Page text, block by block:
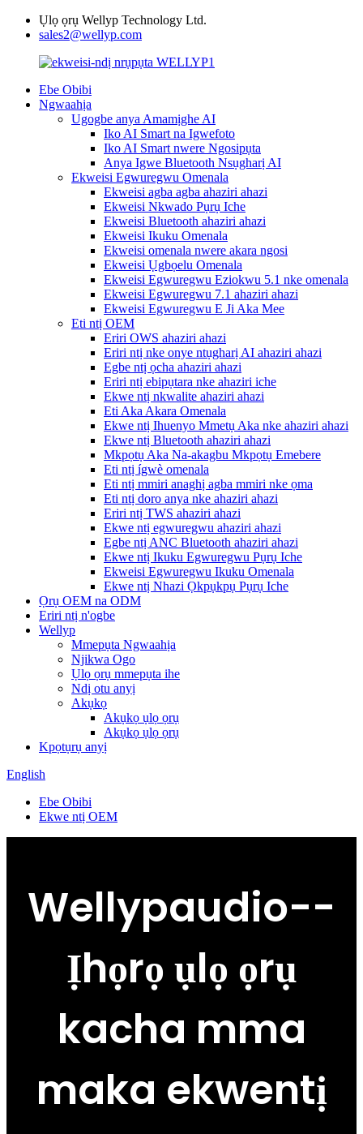
Ụlọ ọrụ Wellyp Technology Ltd.
sales2@wellyp.com
Ebe Obibi
Ngwaahịa
Ugogbe anya Amamịghe AI
Iko AI Smart na Igwefoto
Iko AI Smart nwere Ngosipụta
Anya Igwe Bluetooth Nsụgharị AI
Ekweisi Egwuregwu Omenala
Ekweisi agba agba ahaziri ahazi
Ekweisi Nkwado Pụrụ Iche
Ekweisi Bluetooth ahaziri ahazi
Ekweisi Ikuku Omenala
Ekweisi omenala nwere akara ngosi
Ekweisi Ụgbọelu Omenala
Ekweisi Egwuregwu Eziokwu 5.1 nke omenala
Ekweisi Egwuregwu 7.1 ahaziri ahazi
Ekweisi Egwuregwu E Ji Aka Mee
Eti ntị OEM
Eriri OWS ahaziri ahazi
Eriri ntị nke onye ntụgharị AI ahaziri ahazi
Egbe ntị ọcha ahaziri ahazi
Eriri ntị ebipụtara nke ahaziri iche
Ekwe ntị nkwalite ahaziri ahazi
Eti Aka Akara Omenala
Ekwe ntị Ihuenyo Mmetụ Aka nke ahaziri ahazi
Ekwe ntị Bluetooth ahaziri ahazi
Mkpọtụ Aka Na-akagbu Mkpọtụ Emebere
Eti ntị ígwè omenala
Eti ntị mmiri anaghị agba mmiri nke ọma
Eti ntị doro anya nke ahaziri ahazi
Eriri ntị TWS ahaziri ahazi
Ekwe ntị egwuregwu ahaziri ahazi
Egbe ntị ANC Bluetooth ahaziri ahazi
Ekwe ntị Ikuku Egwuregwu Pụrụ Iche
Ekweisi Egwuregwu Ikuku Omenala
Ekwe ntị Nhazi Ọkpụkpụ Pụrụ Iche
Ọrụ OEM na ODM
Eriri ntị n'ogbe
Wellyp
Mmepụta Ngwaahịa
Njikwa Ogo
Ụlọ ọrụ mmepụta ihe
Ndị otu anyị
Akụkọ
Akụkọ ụlọ ọrụ
Akụkọ ụlọ ọrụ
Kpọtụrụ anyị
English
Ebe Obibi
Ekwe ntị OEM
Wellypaudio--
Ịhọrọ ụlọ ọrụ
kacha mma
maka ekwentị